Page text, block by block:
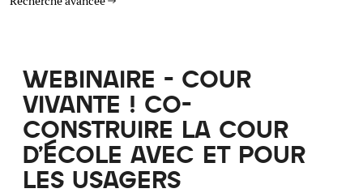
TYPE DE RESSOURCES
MATÉRIAUX
AUTRES CRITÈRES
WEBINAIRE - COUR
VIVANTE ! CO-
CONSTRUIRE LA COUR
D’ÉCOLE AVEC ET POUR
LES USAGERS